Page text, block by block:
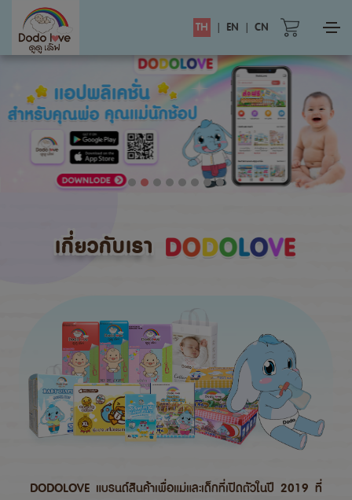
TH | EN | CN
เกี่ยวกับเรา
DODOLOVE แบรนด์สินค้าเพื่อแม่และเด็กที่เปิดตัวในปี 2019 ที่